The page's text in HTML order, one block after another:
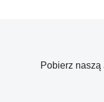
Pobierz